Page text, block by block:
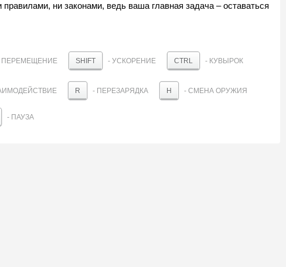
ни законами, ведь ваша главная задача – оставаться
ПЕРЕМЕЩЕНИЕ SHIFT - УСКОРЕНИЕ CTRL - КУВЫРОК
R - ПЕРЕЗАРЯДКА H - СМЕНА ОРУЖИЯ
- ПАУЗА